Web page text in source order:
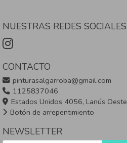
NUESTRAS REDES SOCIALES
CONTACTO
pinturasalgarroba@gmail.com
1125837046
Estados Unidos 4056, Lanús Oeste
Botón de arrepentimiento
NEWSLETTER